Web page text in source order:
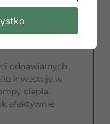
jak
odnawialnych
inwestuje w
ciepła.
efektywnie